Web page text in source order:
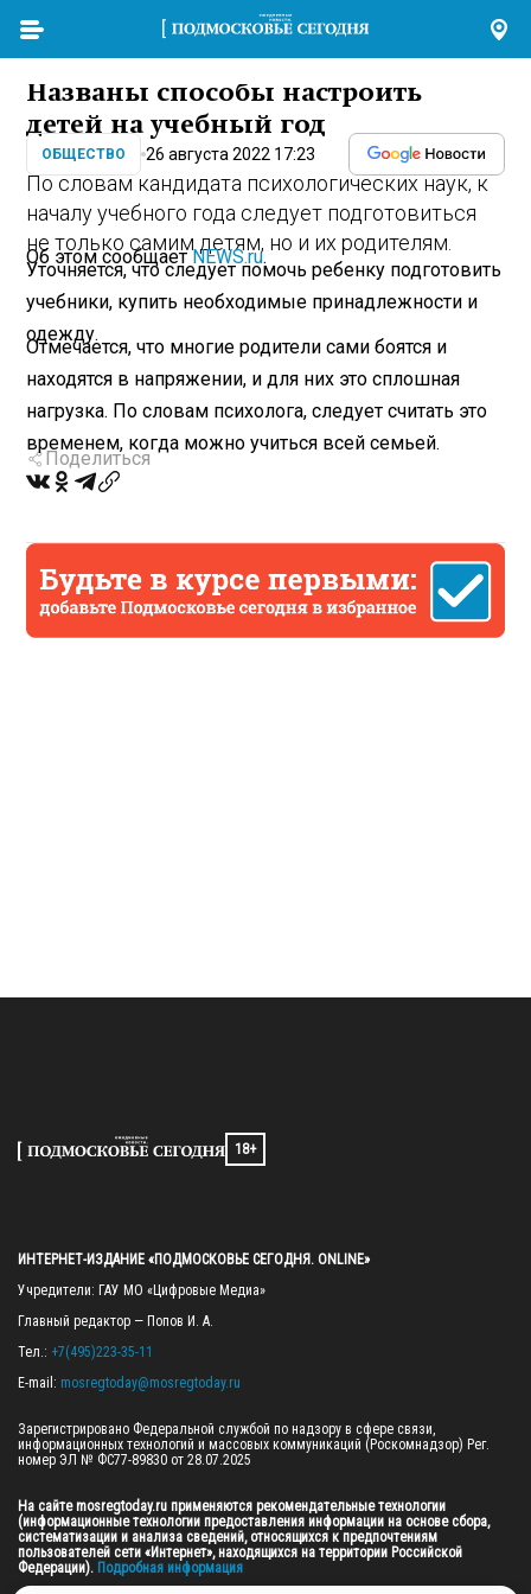
Названы способы настроить
детей на учебный год
ОБЩЕСТВО 26 августа 2022 17:23
По словам кандидата психологических наук, к
началу учебного года следует подготовиться
не только самим детям, но и их родителям.
Об этом сообщаетNEWS.ru.
Уточняется, что следует помочь ребенку подготовить
учебники, купить необходимые принадлежности и
одежду.
Отмечается, что многие родители сами боятся и
находятся в напряжении, и для них это сплошная
нагрузка. По словам психолога, следует считать это
временем, когда можно учиться всей семьей.
Поделиться
18+
ИНТЕРНЕТ-ИЗДАНИЕ «ПОДМОСКОВЬЕ СЕГОДНЯ. ONLINE»
Учредители: ГАУ МО «Цифровые Медиа»
Главный редактор — Попов И. А.
Тел.: +7(495)223-35-11
E-mail: mosregtoday@mosregtoday.ru
Зарегистрировано Федеральной службой по надзору в сфере связи,
информационных технологий и массовых коммуникаций (Роскомнадзор) Рег.
номер ЭЛ № ФС77-89830 от 28.07.2025
На сайте mosregtoday.ru применяются рекомендательные технологии
(информационные технологии предоставления информации на основе сбора,
систематизации и анализа сведений, относящихся к предпочтениям
пользователей сети «Интернет», находящихся на территории Российской
Федерации). Подробная информация